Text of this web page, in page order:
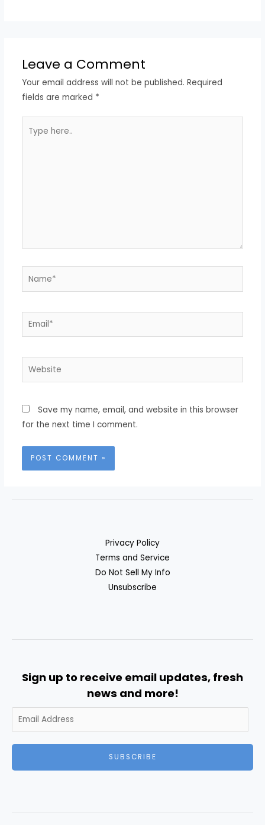
Leave a Comment
Your email address will not be published. Required
fields are marked *
Save my name, email, and website in this browser
for the next time I comment.
Privacy Policy
Terms and Service
Do Not Sell My Info
Unsubscribe
Sign up to receive email updates, fresh
news and more!
SUBSCRIBE